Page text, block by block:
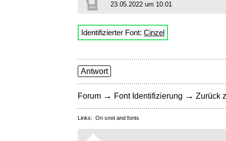
23.05.2022 um 10:01
Identifizierter Font: Cinzel
Antwort
Forum → Font Identifizierung → Zurück
Links: On snot and fonts